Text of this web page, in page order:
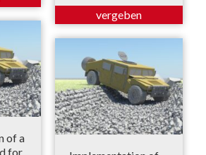
of a
for